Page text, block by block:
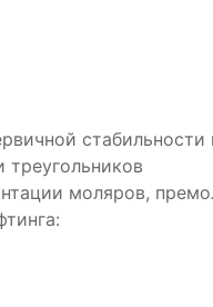
стабильности
моляров,